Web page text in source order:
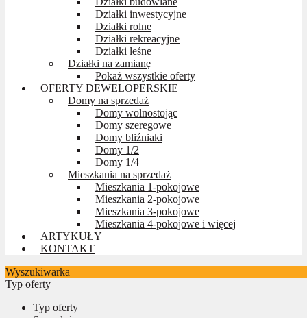
Działki inwestycyjne
Działki rolne
Działki rekreacyjne
Działki leśne
Działki na zamianę
Pokaż wszystkie oferty
OFERTY DEWELOPERSKIE
Domy na sprzedaż
Domy wolnostojąc
Domy szeregowe
Domy bliźniaki
Domy 1/2
Domy 1/4
Mieszkania na sprzedaż
Mieszkania 1-pokojowe
Mieszkania 2-pokojowe
Mieszkania 3-pokojowe
Mieszkania 4-pokojowe i więcej
ARTYKUŁY
KONTAKT
Wyszukiwarka
Typ oferty
Typ oferty